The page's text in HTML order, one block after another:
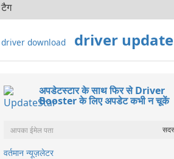
टैग
driver download driver update
अपडेटस्टार के साथ फिर से Driver
Booster के लिए अपडेट कभी न चूकें
वर्तमान न्यूज़लेटर